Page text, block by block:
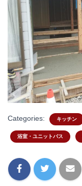
Categories: キッチン
浴室・ユニットバス